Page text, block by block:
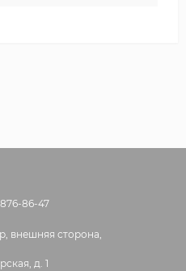
86-47
внешняя сторона,
д. 1